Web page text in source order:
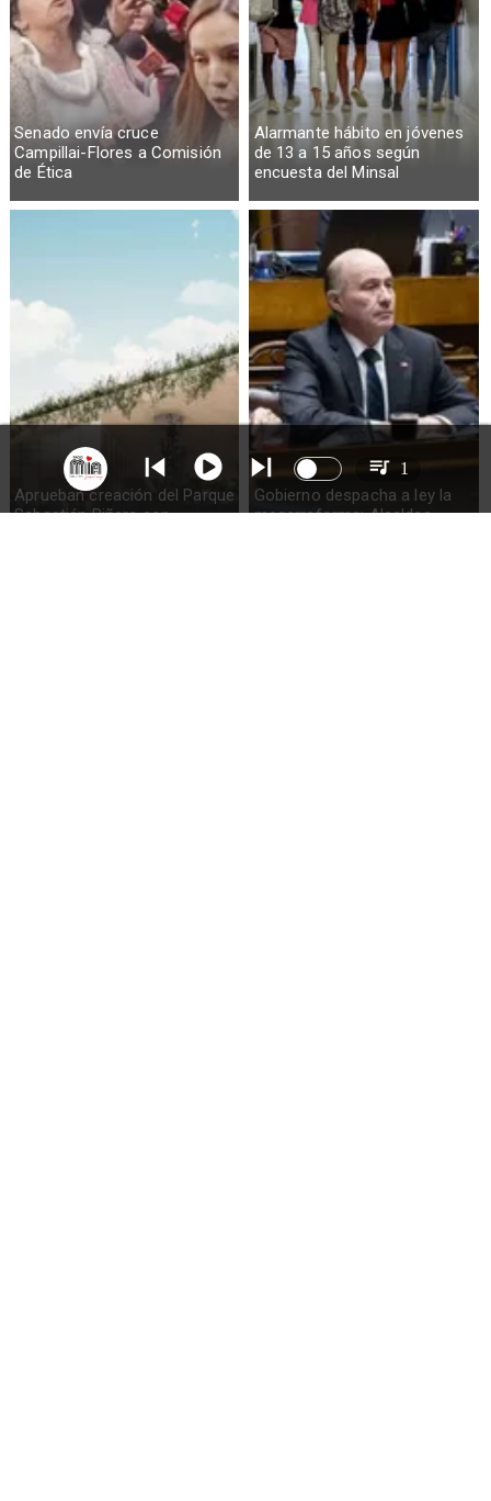
Senado envía cruce
Campillai-Flores a Comisión
de Ética
Alarmante hábito en jóvenes
de 13 a 15 años según
encuesta del Minsal
Aprueban creación del Parque
Sebastián Piñera con
Gobierno despacha a ley la
megarreforma: Alcaldes
1